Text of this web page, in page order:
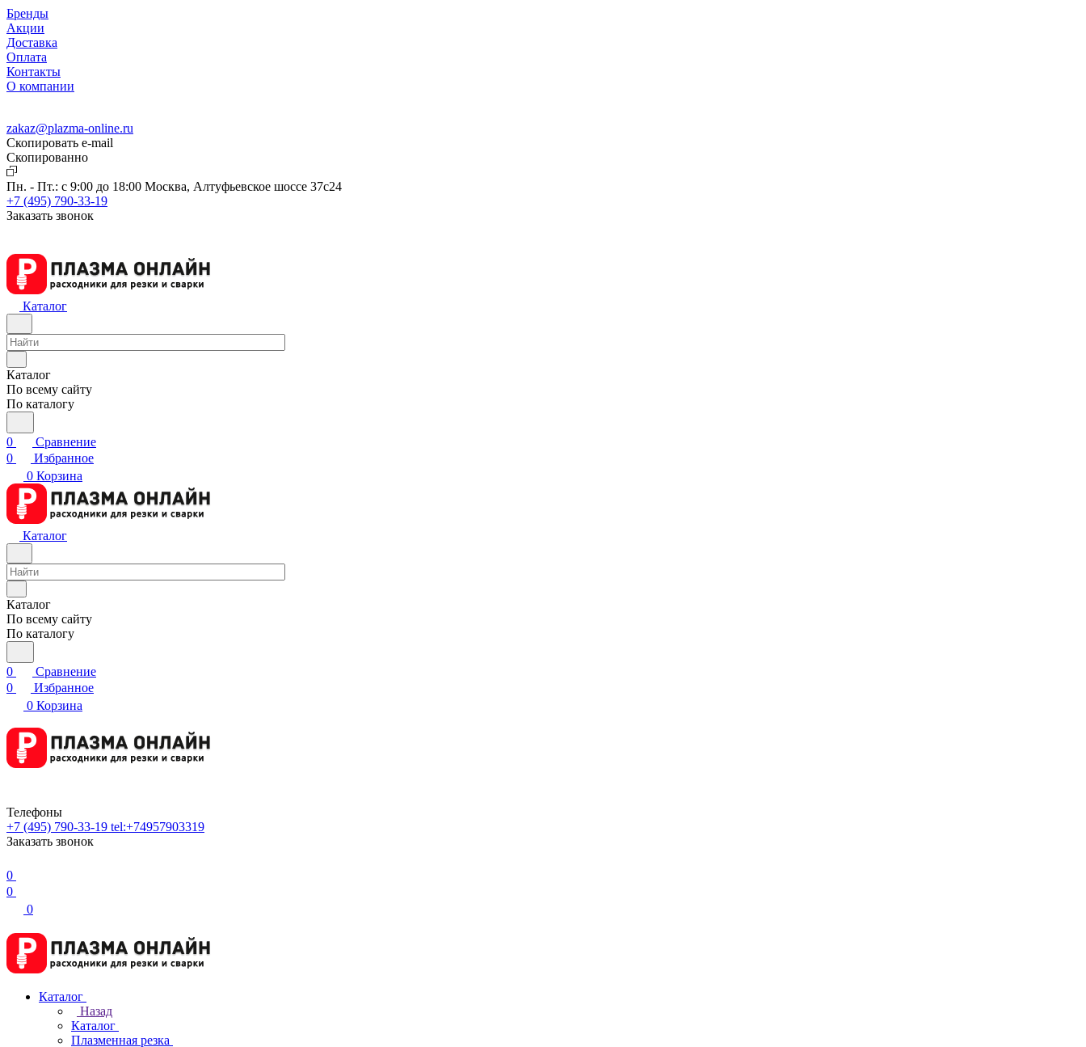
Бренды
Акции
Доставка
Оплата
Контакты
О компании
zakaz@plazma-online.ru
Скопировать e-mail
Cкопированно
Пн. - Пт.: с 9:00 до 18:00 Москва, Алтуфьевское шоссе 37с24
+7 (495) 790-33-19
Заказать звонок
Каталог
Каталог
По всему сайту
По каталогу
0
Сравнение
0
Избранное
0 Корзина
Каталог
Каталог
По всему сайту
По каталогу
0
Сравнение
0
Избранное
0 Корзина
Телефоны
+7 (495) 790-33-19 tel:+74957903319
Заказать звонок
0
0
0
Каталог
Назад
Каталог
Плазменная резка